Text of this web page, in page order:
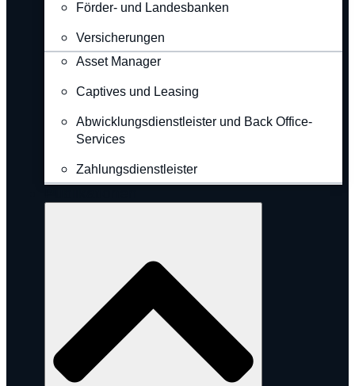
Förder- und Landesbanken
Versicherungen
Asset Manager
Captives und Leasing
Abwicklungsdienstleister und Back Office-
Services
Zahlungsdienstleister